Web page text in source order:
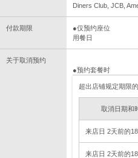
Diners Club, JCB,
付款期限
●仅预约座位
用餐日
关于取消预约
●预约套餐时
超出店铺规定期限
取消日期和
来店日 2天前的
来店日 2天前的